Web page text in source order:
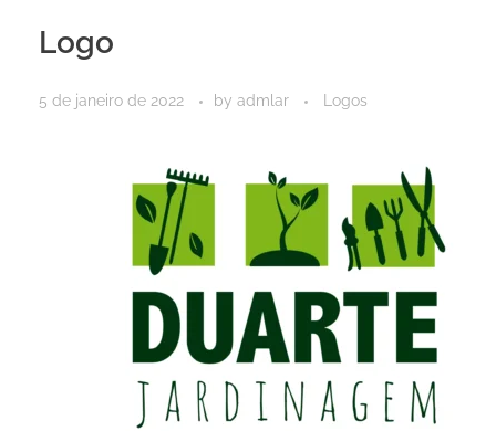
Logo
5 de janeiro de 2022 by admlar Logos